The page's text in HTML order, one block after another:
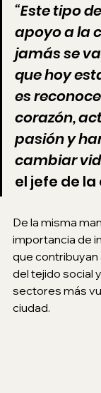
“Este tipo
apoyo a la
jamás se
que hoy
es
corazón,
pasión y
cambiar
el jefe de
De la misma
importancia de
que contribuyan
del tejido social
sectores más
ciudad.